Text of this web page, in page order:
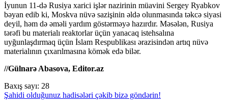
İyunun 11-də Rusiya xarici işlər nazirinin müavini Sergey Ryabkov
bəyan edib ki, Moskva nüvə sazişinin əldə olunmasında təkcə siyasi
deyil, həm də əməli yardım göstərməyə hazırdır. Məsələn, Rusiya
tərəfi bu materialı reaktorlar üçün yanacaq istehsalına
uyğunlaşdırmaq üçün İslam Respublikası ərazisindən artıq nüvə
materialının çıxarılmasına kömək edə bilər.
//Gülnarə Abasova, Editor.az
Baxış sayı: 28
Şahidi olduğunuz hadisələri çəkib bizə göndərin!